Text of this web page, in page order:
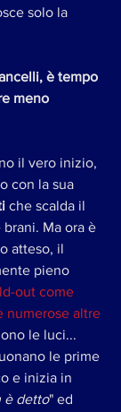
solo la
è tempo
meno
il vero inizio,
con la sua
che scalda il
Ma ora è
atteso, il
pieno
out come
numerose altre
le luci...
le prime
e inizia in
è detto" ed